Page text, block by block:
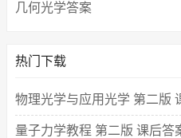
几何光学答案
热门下载
物理光学与应用光学 第二版
量子力学教程 第二版 课后答